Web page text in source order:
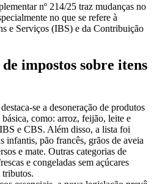
nº 214/25 traz mudanças no
no que se refere à
e Serviços (IBS) e da Contribuição
impostos sobre itens
se a desoneração de produtos
como: arroz, feijão, leite e
e CBS. Além disso, a lista foi
infantis, pão francês, grãos de aveia
e mate. Outras categorias de
e congeladas sem açúcares
tributos.